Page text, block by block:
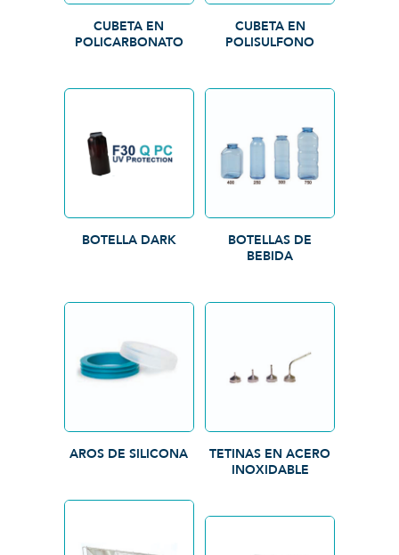
CUBETA EN
POLICARBONATO
CUBETA EN
POLISULFONO
BOTELLA DARK
BOTELLAS DE
BEBIDA
AROS DE SILICONA
TETINAS EN ACERO
INOXIDABLE